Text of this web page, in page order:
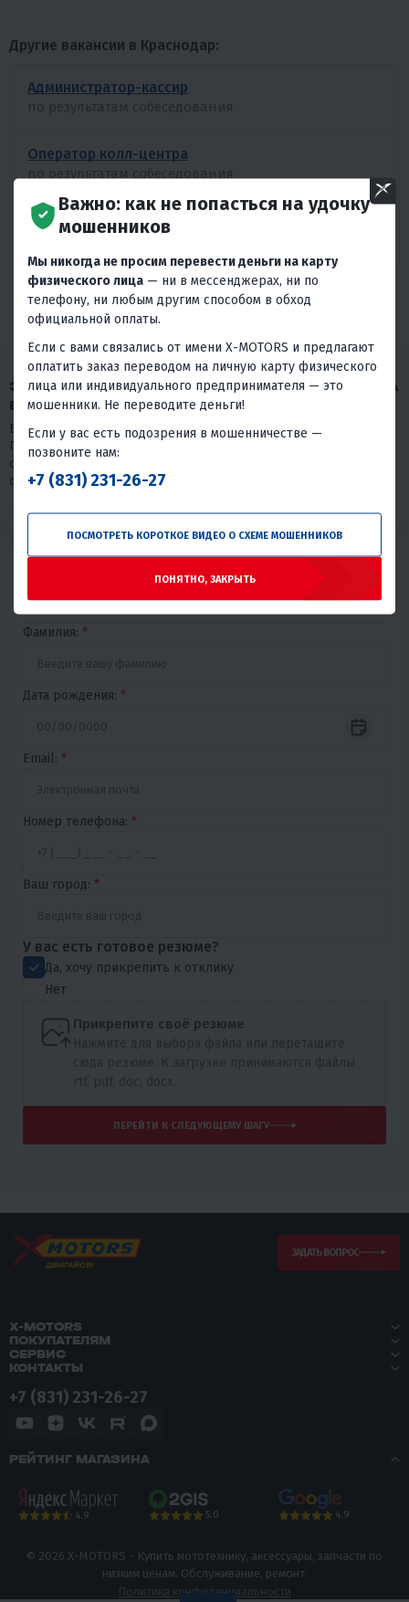
Другие вакансии в Краснодар:
Администратор-кассир
по результатам собеседования
Оператор колл-центра
по результатам собеседования
Кладовщик
БОЛЬШЕ ВАКАНСИЙ
ЗАПОЛНИТЕ АНКЕТУ, ЧТОБЫ ОТКЛИКНУТЬСЯ НА
ВАКАНСИЮ
Благодарим Вас за проявленный интерес к нашей компании.
Просим пройти короткий тест. Пожалуйста, отнеситесь к нему
серьезно, так как в нашем выборе мы на 80% будем
основываться на его результаты.
Фамилия: *
Дата рождения: *
Email: *
Номер телефона: *
Ваш город: *
У вас есть готовое резюме?
Да, хочу прикрепить к отклику
Нет
Прикрепите своё резюме
ПЕРЕЙТИ К СЛЕДУЮЩЕМУ ШАГУ
ЗАДАТЬ ВОПРОС
X-MOTORS
ПОКУПАТЕЛЯМ
СЕРВИС
КОНТАКТЫ
+7 (831) 231-26-27
РЕЙТИНГ МАГАЗИНА
4.9 5.0 4.9
© 2026 X-MOTORS - Купить мототехнику, аксессуары, запчасти по
низким ценам. Обслуживание, ремонт.
Политика конфиденциальности
Важно: как не попасться на удочку
мошенников
Мы никогда не просим перевести деньги на карту
физического лица — ни в мессенджерах, ни по
телефону, ни любым другим способом в обход
официальной оплаты.
Если с вами связались от имени X-MOTORS и предлагают
оплатить заказ переводом на личную карту физического
лица или индивидуального предпринимателя — это
мошенники. Не переводите деньги!
Если у вас есть подозрения в мошенничестве —
позвоните нам:
+7 (831) 231-26-27
ПОСМОТРЕТЬ КОРОТКОЕ ВИДЕО О СХЕМЕ МОШЕННИКОВ
ПОНЯТНО, ЗАКРЫТЬ